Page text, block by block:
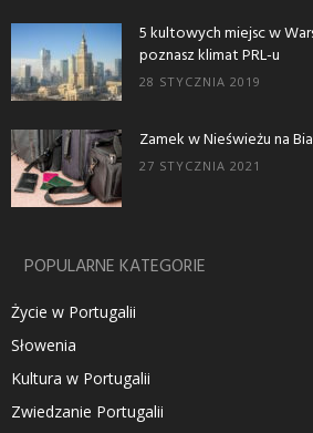
5 kultowych miejsc w
poznasz klimat PRL-u
28 STYCZNIA 2019
Zamek w Nieświeżu na
27 STYCZNIA 2021
POPULARNE KATEGORIE
Życie w Portugalii
Słowenia
Kultura w Portugalii
Zwiedzanie Portugalii